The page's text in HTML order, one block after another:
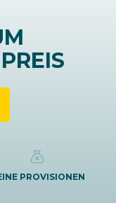
PROVISIONEN